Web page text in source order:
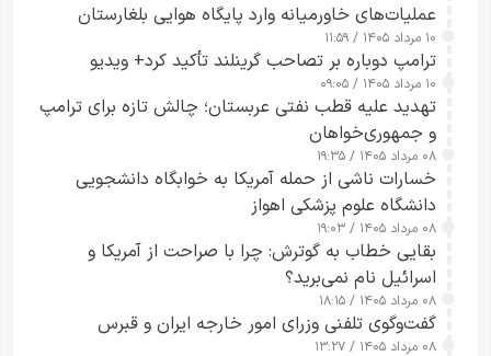
عملیات‌های خاورمیانه وارد پایگاه هوایی بلغارستان
شدند
۱۰ مرداد ۱۴۰۵ / ۱۱:۵۹
ترامپ دوباره بر تصاحب گرینلند تأکید کرد+ ویدیو
۱۰ مرداد ۱۴۰۵ / ۰۹:۰۵
تهدید علیه قطب نفتی عربستان؛ چالش تازه برای ترامپ
و جمهوری‌خواهان
۰۸ مرداد ۱۴۰۵ / ۱۹:۳۵
خسارات ناشی از حمله آمریکا به خوابگاه دانشجویی
دانشگاه علوم پزشکی اهواز
۰۸ مرداد ۱۴۰۵ / ۱۹:۰۳
بقایی خطاب به گوترش: چرا با صراحت از آمریکا و
اسرائیل نام نمی‌برید؟
۰۸ مرداد ۱۴۰۵ / ۱۸:۱۵
گفت‌وگوی تلفنی وزرای امور خارجه ایران و قبرس
۰۸ مرداد ۱۴۰۵ / ۱۳:۲۷